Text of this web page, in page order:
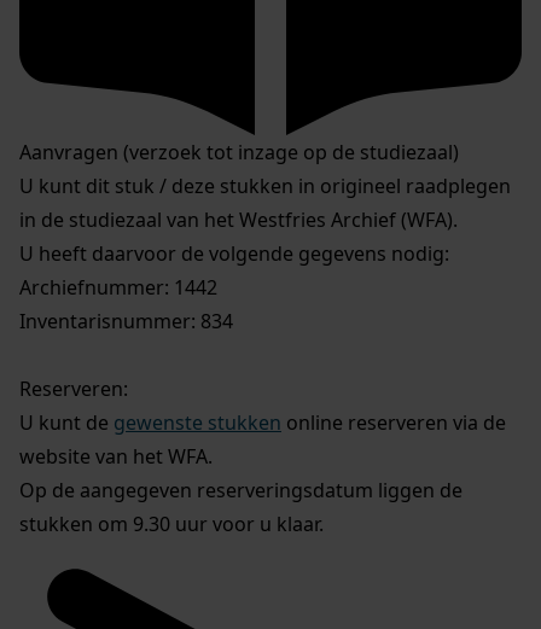
Aanvragen (verzoek tot inzage op de studiezaal)
U kunt dit stuk / deze stukken in origineel raadplegen
in de studiezaal van het Westfries Archief (WFA).
U heeft daarvoor de volgende gegevens nodig:
Archiefnummer: 1442
Inventarisnummer: 834
Reserveren:
U kunt de gewenste stukken online reserveren via de
website van het WFA.
Op de aangegeven reserveringsdatum liggen de
stukken om 9.30 uur voor u klaar.